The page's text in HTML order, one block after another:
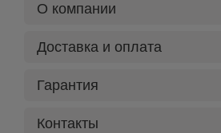
О компании
Доставка и оплата
Гарантия
Контакты